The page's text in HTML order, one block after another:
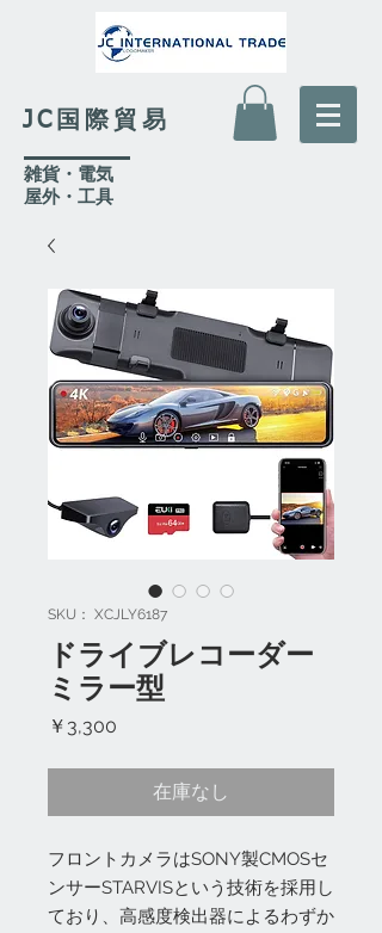
JC国際貿易
​雑貨・電気
​屋外・工具
SKU： XCJLY6187
ドライブレコーダー
ミラー型
￥3,300
在庫なし
フロントカメラはSONY製CMOSセ
ンサーSTARVISという技術を採用し
ており、高感度検出器によるわずか